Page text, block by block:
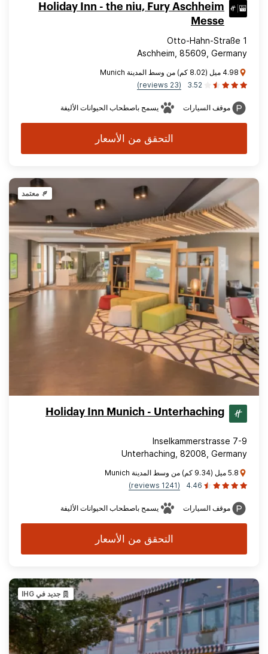
Holiday Inn - the niu, Fury Aschheim
Messe
Otto-Hahn-Straße 1
Aschheim, 85609, Germany
4.98 ميل (8.02 كم) من وسط المدينة Munich
3.52
(23 reviews)
موقف السيارات يسمح باصطحاب الحيوانات الأليفة
التحقق من الأسعار
معتمد
Holiday Inn Munich - Unterhaching
Inselkammerstrasse 7-9
Unterhaching, 82008, Germany
5.8 ميل (9.34 كم) من وسط المدينة Munich
4.46
(1241 reviews)
موقف السيارات يسمح باصطحاب الحيوانات الأليفة
التحقق من الأسعار
جديد في IHG